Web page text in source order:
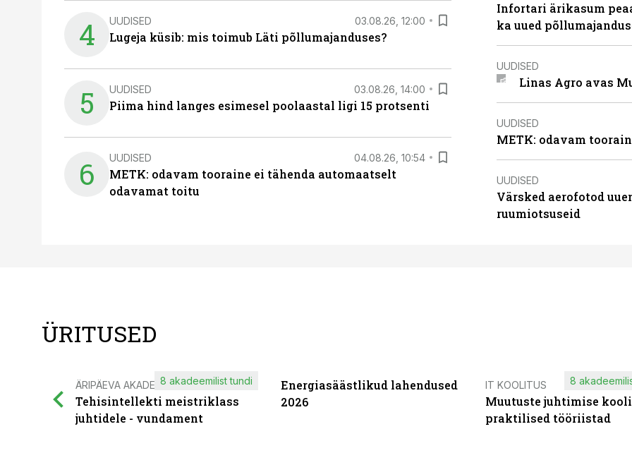
4 UUDISED 03.08.26, 12:00
Lugeja küsib: mis toimub Läti põllumajanduses?
5 UUDISED 03.08.26, 14:00
Piima hind langes esimesel poolaastal ligi 15 protsenti
6 UUDISED 04.08.26, 10:54
METK: odavam tooraine ei tähenda automaatselt
odavamat toitu
Infortari ärikasum
ka uued
UUDISED
Linas Agro avas
UUDISED
METK: odavam
UUDISED
Värsked aerofotod
ruumiotsuseid
ÜRITUSED
ÄRIPÄEVA AKADEEMIA
Tehisintellekti meistriklass
juhtidele - vundament
8 akadeemilist tundi
Energiasäästlikud lahendused
2026
IT KOOLITUS
Muutuste juhtimise
praktilised tööriistad
8